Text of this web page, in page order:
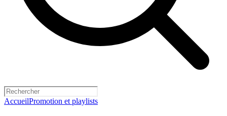
AccueilPromotion et playlists